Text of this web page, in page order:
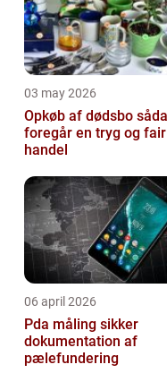
03 may 2026
Opkøb af dødsbo sådan
foregår en tryg og fair
handel
06 april 2026
Pda måling sikker
dokumentation af
pælefundering